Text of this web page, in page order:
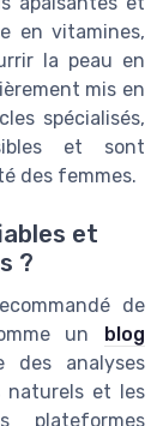
en vitamines,
la peau en
mis en
spécialisés,
et sont
des femmes.
et
?
de
un
blog
des analyses
naturels et les
plateformes